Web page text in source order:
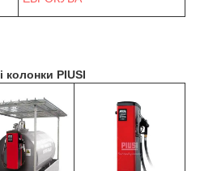
колонки PIUSI